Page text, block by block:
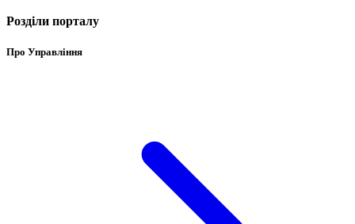
Розділи порталу
Про Управління